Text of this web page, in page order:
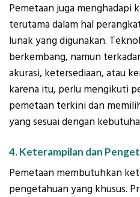
Pemetaan juga menghadapi
terutama dalam hal
lunak yang digunakan.
berkembang, namun
akurasi, ketersediaan, atau
karena itu, perlu mengikuti
pemetaan terkini dan
yang sesuai dengan
4. Keterampilan dan
Pemetaan membutuhkan
pengetahuan yang khusus.